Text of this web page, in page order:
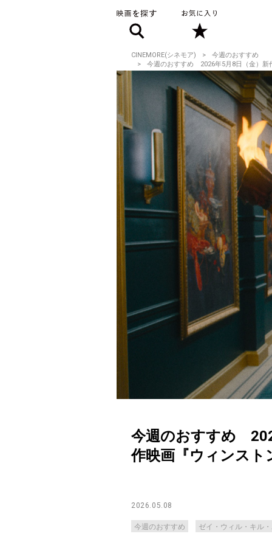
CINEMORE(シネモア)
今週のおすすめ
今週のおすすめ 2026年5月8日（金）新
今週のおすすめ
作映画『ウィンスト
2026.05.08
今週のおすすめ ゼイ・ウィル・キル